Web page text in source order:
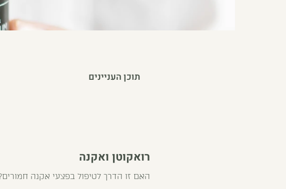
תוכן העניינים
רואקוטן ואקנה
האם זו הדרך לטיפול בפצעי אקנה